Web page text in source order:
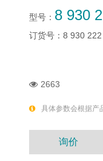
型号： 8 930
订货号： 8 930 222
2663
具体参数会根据产
询价